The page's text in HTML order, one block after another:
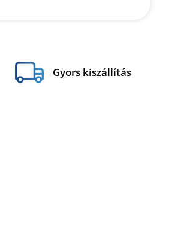
Gyors kiszállítás